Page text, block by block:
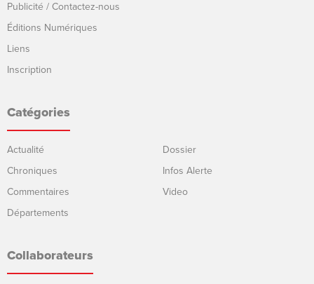
Publicité / Contactez-nous
Éditions Numériques
Liens
Inscription
Catégories
Actualité
Chroniques
Commentaires
Départements
Dossier
Infos Alerte
Video
Collaborateurs